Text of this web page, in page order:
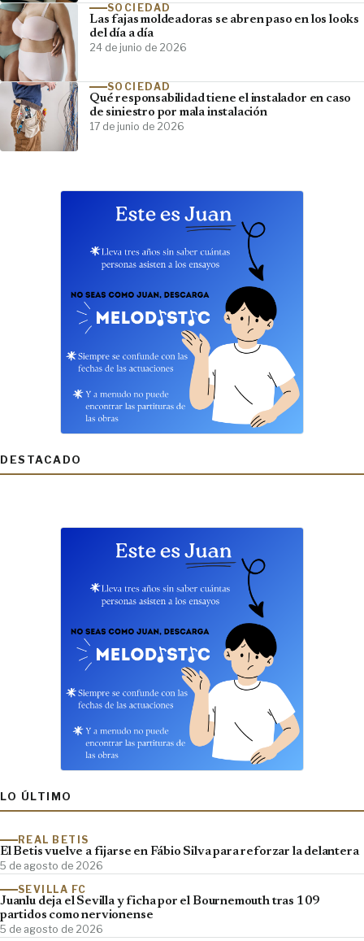
SOCIEDAD
Las fajas moldeadoras se abren paso en los looks
del día a día
24 de junio de 2026
SOCIEDAD
Qué responsabilidad tiene el instalador en caso
de siniestro por mala instalación
17 de junio de 2026
DESTACADO
LO ÚLTIMO
REAL BETIS
El Betis vuelve a fijarse en Fábio Silva para reforzar la delantera
5 de agosto de 2026
SEVILLA FC
Juanlu deja el Sevilla y ficha por el Bournemouth tras 109
partidos como nervionense
5 de agosto de 2026